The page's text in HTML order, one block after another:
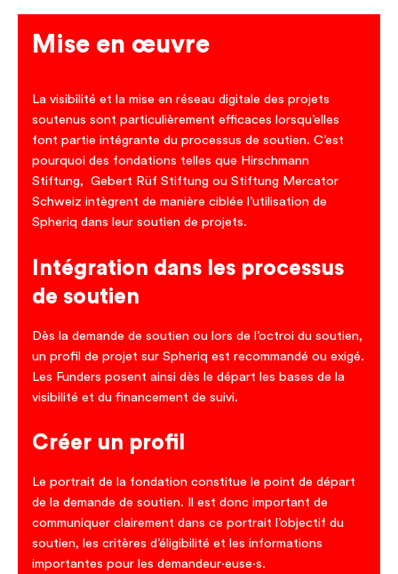
Mise en œuvre
La visibilité et la mise en réseau digitale des projets
soutenus sont particulièrement efficaces lorsqu’elles
font partie intégrante du processus de soutien. C’est
pourquoi des fondations telles que Hirschmann
Stiftung, Gebert Rüf Stiftung ou Stiftung Mercator
Schweiz intègrent de manière ciblée l’utilisation de
Spheriq dans leur soutien de projets.
Intégration dans les processus
de soutien
Dès la demande de soutien ou lors de l’octroi du soutien,
un profil de projet sur Spheriq est recommandé ou exigé.
Les Funders posent ainsi dès le départ les bases de la
visibilité et du financement de suivi.
Créer un profil
Le portrait de la fondation constitue le point de départ
de la demande de soutien. Il est donc important de
communiquer clairement dans ce portrait l’objectif du
soutien, les critères d’éligibilité et les informations
importantes pour les demandeur·euse·s.